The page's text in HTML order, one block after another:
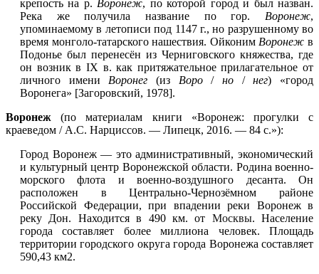
крепость на р. Воронеж, по которой город и был назван.
Река же получила название по гор. Воронеж,
упоминаемому в летописи под 1147 г., но разрушенному во
время монголо-татарского нашествия. Ойконим Воронеж в
Подонье был перенесён из Черниговского княжества, где
он возник в IX в. как притяжательное прилагательное от
личного имени Воронег (из Воро/но /нег) «город
Воронега» [Загоровский, 1978].
Воронеж (по материалам книги «Воронеж: прогулки с
краеведом / А.С. Нарциссов. — Липецк, 2016. — 84 с.»):
Город Воронеж — это административный, экономический
и культурный центр Воронежской области. Родина военно-
морского флота и военно-воздушного десанта. Он
расположен в Центрально-Чернозёмном районе
Российской Федерации, при впадении реки Воронеж в
реку Дон. Находится в 490 км. от Москвы. Население
города составляет более миллиона человек. Площадь
территории городского округа города Воронежа составляет
590,43 км2.